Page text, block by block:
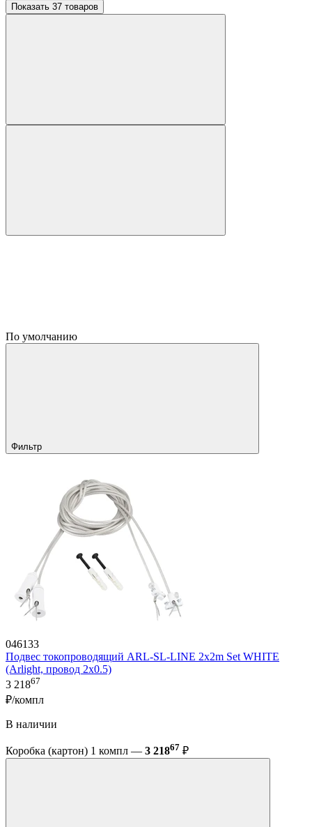
Показать 37 товаров
По умолчанию
Фильтр
046133
Подвес токопроводящий ARL-SL-LINE 2x2m Set WHITE
(Arlight, провод 2x0.5)
3 21867
₽/компл
В наличии
Коробка (картон) 1 компл — 3 21867 ₽